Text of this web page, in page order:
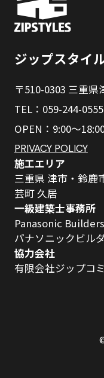
ジップスタイ
〒510-0303 三重
TEL：059-244-
OPEN：9:00～
PRIVACY POLICY
施工エリア
三重県 津市・鈴鹿
芸町 久居
一級建築士事務所
Panasonic
パナソニックビル
協力会社
有限会社ジップコ